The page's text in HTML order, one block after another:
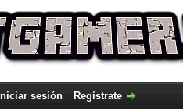
Iniciar sesión Regístrate